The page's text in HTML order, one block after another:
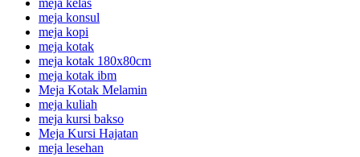
meja kelas
meja konsul
meja kopi
meja kotak
meja kotak 180x80cm
meja kotak ibm
Meja Kotak Melamin
meja kuliah
meja kursi bakso
Meja Kursi Hajatan
meja lesehan